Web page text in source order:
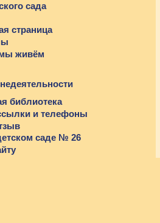
сада
страница
живём
библиотека
и телефоны
саде № 26